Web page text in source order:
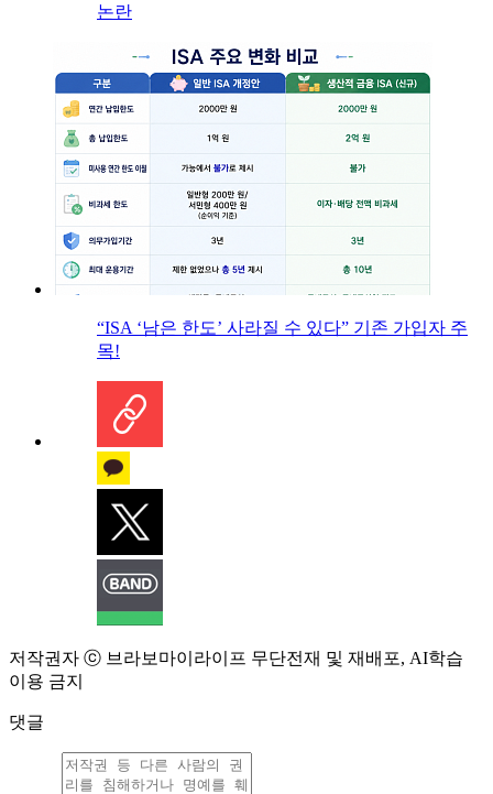
논란
“ISA ‘남은 한도’ 사라질 수 있다” 기존 가입자 주
목!
저작권자 ⓒ 브라보마이라이프 무단전재 및 재배포, AI학습
이용 금지
댓글